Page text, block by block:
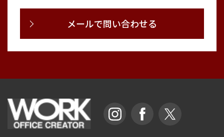
メールで問い合わせる